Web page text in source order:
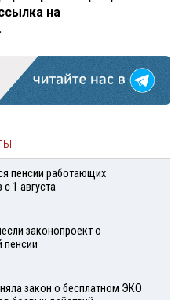
на
пенсии работающих
1 августа
законопроект о
пенсии
закон о бесплатном ЭКО